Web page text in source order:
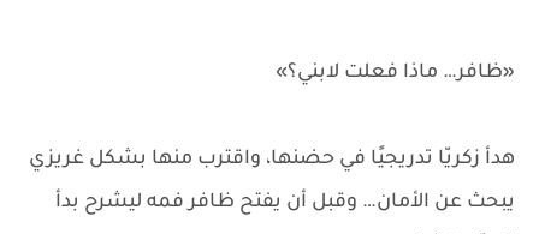
«ظافر… ماذا فعلت لابني؟»
هدأ زكريّا تدريجيًا في حضنها، واقترب منها بشكل غريزي
يبحث عن الأمان… وقبل أن يفتح ظافر فمه ليشرح بدأ